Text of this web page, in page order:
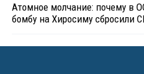
Атомное молчание: почему в
бомбу на Хиросиму сбросили